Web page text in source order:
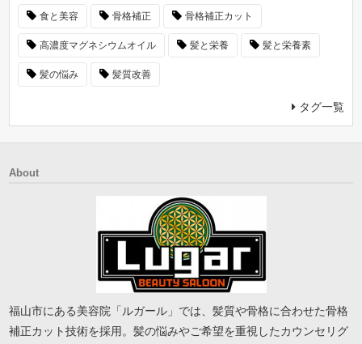
食と美容 骨格補正 骨格補正カット
高濃度マグネシウムオイル 髪と栄養 髪と栄養素
髪の悩み 髪質改善
タグ一覧
About
福山市にある美容院「ルガール」では、髪質や骨格に合わせた骨格
補正カット技術を採用。髪の悩みやご希望を重視したカウンセリグ